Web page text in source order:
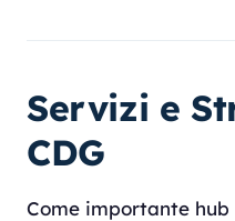
Servizi e
CDG
Come importante